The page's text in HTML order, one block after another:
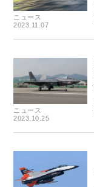
ニュース
2023.11.07
ニュース
2023.10.25